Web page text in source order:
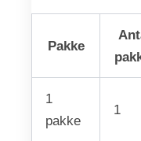
Pakke
1
pakke
1